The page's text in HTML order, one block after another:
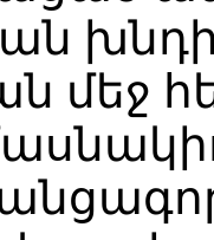
մեջ